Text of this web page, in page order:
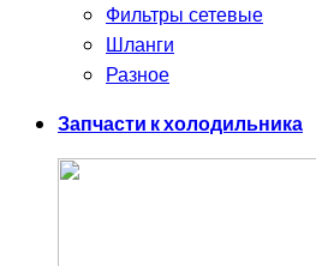
Фильтры сетевые
Шланги
Разное
Запчасти к холодильника